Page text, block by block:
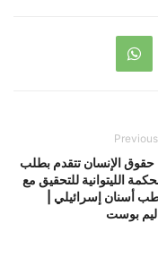
الإنسان تتقدم بطلب
الليتوانية للتحقيق مع
أسنان إسرائيلي |
بوست